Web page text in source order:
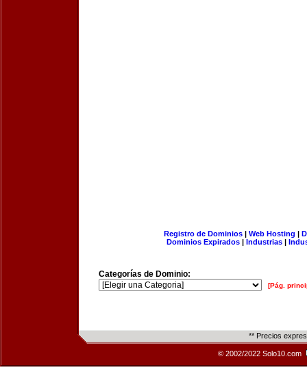
Registro de Dominios| Web Hosting |
Dominios Expirados | Industrias |
Categorías de Dominio:
[Pág.
** Precios
© 2002/2022 Solo10.com